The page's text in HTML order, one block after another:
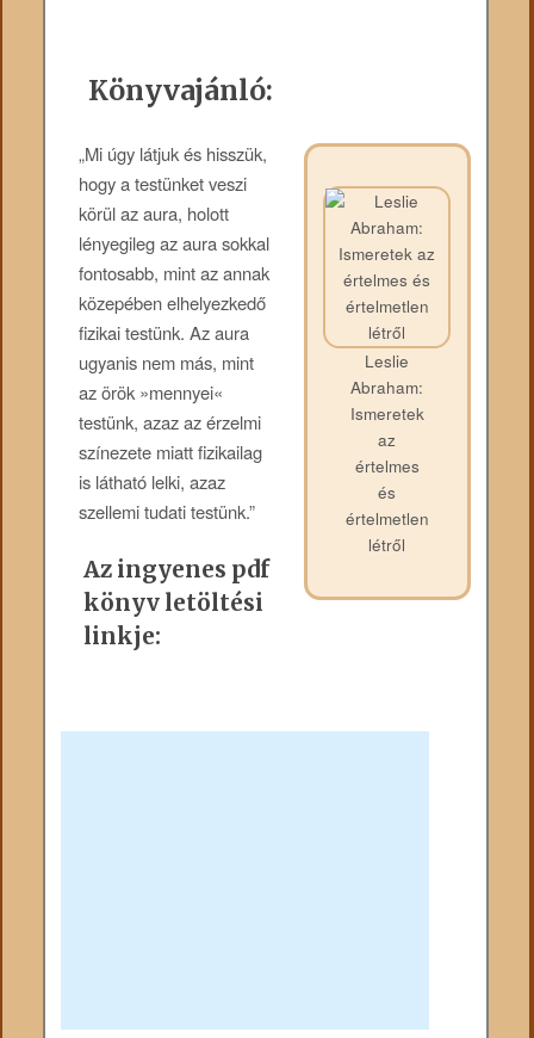
Könyvajánló:
Leslie
Abraham:
Ismeretek
az
értelmes
és
értelmetlen
létről
„Mi úgy látjuk és hisszük,
hogy a testünket veszi
körül az aura, holott
lényegileg az aura sokkal
fontosabb, mint az annak
közepében elhelyezkedő
fizikai testünk. Az aura
ugyanis nem más, mint
az örök »mennyei«
testünk, azaz az érzelmi
színezete miatt fizikailag
is látható lelki, azaz
szellemi tudati testünk.”
Az ingyenes pdf
könyv letöltési
linkje: